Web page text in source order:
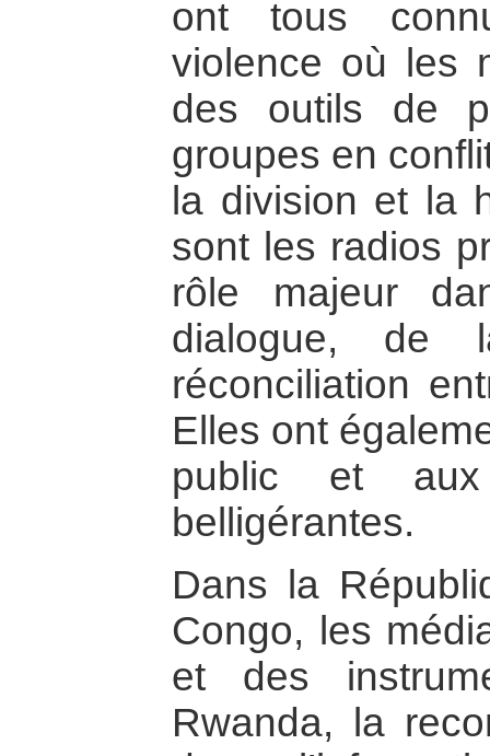
ont tous
violence où les
des outils de
groupes en
la division et la
sont les radios
rôle majeur
dialogue,
réconciliation
Elles ont
public et aux
belligérantes.
Dans la
Congo, les
et des
Rwanda, la